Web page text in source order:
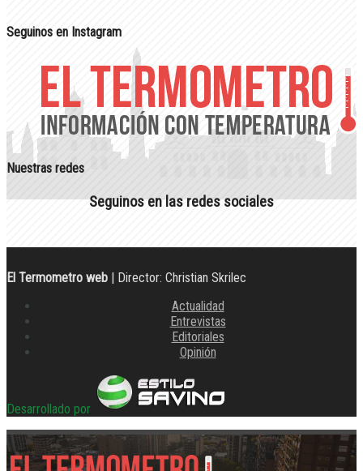
Seguinos en Instagram
Nuestras redes
Seguinos en las redes sociales
El Termometro web | Director: Christian Skrilec
Actualidad
Entrevistas
Editoriales
Opinión
Desarrollado por